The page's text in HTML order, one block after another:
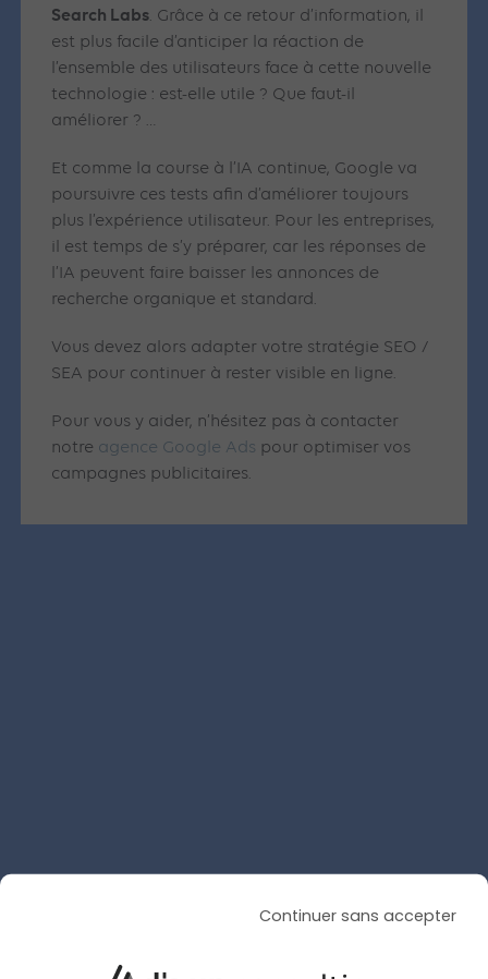
Search Labs. Grâce à ce retour d’information, il
est plus facile d’anticiper la réaction de
l’ensemble des utilisateurs face à cette nouvelle
technologie : est-elle utile ? Que faut-il
améliorer ? …
Et comme la course à l’IA continue, Google va
poursuivre ces tests afin d’améliorer toujours
plus l’expérience utilisateur. Pour les entreprises,
il est temps de s’y préparer, car les réponses de
l’IA peuvent faire baisser les annonces de
recherche organique et standard.
Vous devez alors adapter votre stratégie SEO /
SEA pour continuer à rester visible en ligne.
Pour vous y aider, n’hésitez pas à contacter
notre agence Google Ads pour optimiser vos
campagnes publicitaires.
Continuer sans accepter